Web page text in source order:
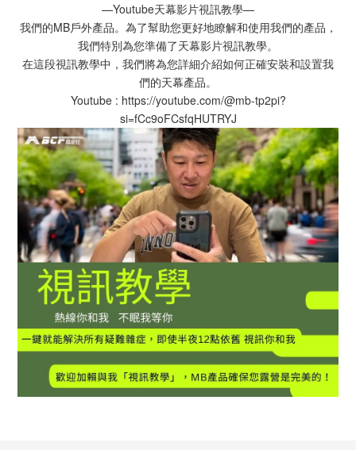
—Youtube天幕影片視訊教學—
我們的MB戶外產品。為了幫助您更好地瞭解和使用我們的產品，
我們特別為您準備了天幕影片視訊教學。
在這段視訊教學中，我們將為您詳細介紹如何正確安裝和設置我
們的天幕產品。
Youtube : https://youtube.com/@mb-tp2pi?
si=fCc9oFCsfqHUTRYJ